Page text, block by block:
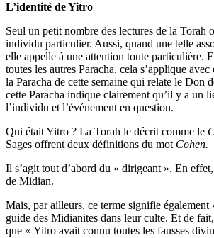
L’identité de Yitro
Seul un petit nombre des lectures de la Torah
individu particulier. Aussi, quand une telle
elle appelle à une attention toute particulière.
toutes les autres Paracha, cela s’applique
la Paracha de cette semaine qui relate le Don
cette Paracha indique clairement qu’il y a un
l’individu et l’événement en question.
Qui était Yitro ? La Torah le décrit comme le
Sages offrent deux définitions du mot Cohen.
Il s’agit tout d’abord du « dirigeant ». En
de Midian.
Mais, par ailleurs, ce terme signifie également
guide des Midianites dans leur culte. Et de
que « Yitro avait connu toutes les fausses